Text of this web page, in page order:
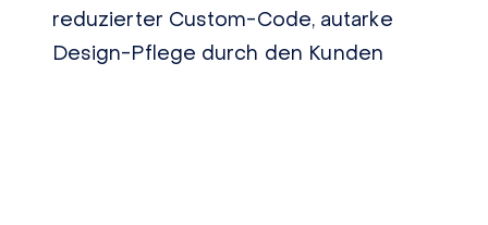
reduzierter Custom-Code, autarke
Design-Pflege durch den Kunden